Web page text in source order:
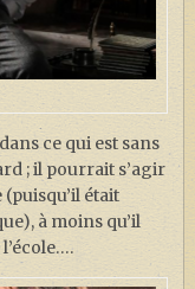
ce qui est sans
; il pourrait s’agir
(puisqu’il était
à moins qu’il